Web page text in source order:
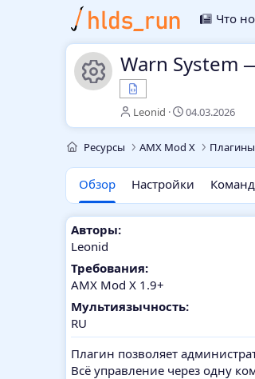
Что
Иконка
Warn System
А
в
о
р
Leonid
Д
а
а
с
о
04.03.2026
Ресурсы AMX Mod X Плагины
Обзор Настройки
Авторы:
Leonid
Требования:
AMX Mod X 1.9+
Мультиязычность:
RU
Плагин позволяет
Всё управление через одну